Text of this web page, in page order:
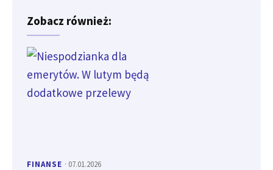
Zobacz również:
FINANSE · 07.01.2026